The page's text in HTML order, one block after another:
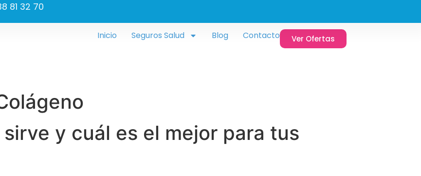
81 32 70
Inicio Seguros Salud Blog Contacto Ver Ofertas
y cuál es el mejor para tus